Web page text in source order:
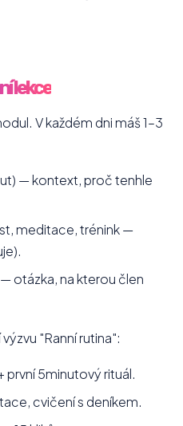
lekce
V každém dni máš 1–3
— kontext, proč tenhle
meditace, trénink —
— otázka, na kterou člen
"Ranní rutina":
první 5minutový rituál.
cvičení s deníkem.